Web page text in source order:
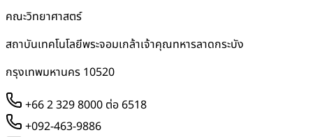
คณะวิทยาศาสตร์
สถาบันเทคโนโลยีพระจอมเกล้าเจ้าคุณทหารลาดกระบัง
กรุงเทพมหานคร 10520
+66 2 329 8000 ต่อ 6518
+092-463-9886